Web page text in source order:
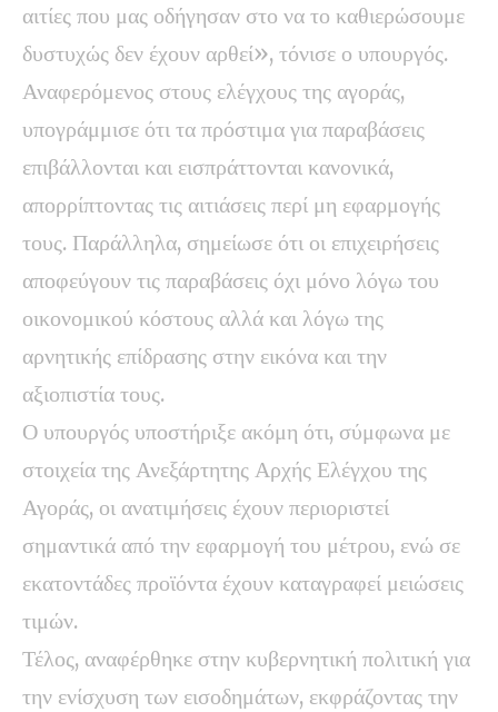
αιτίες που μας οδήγησαν στο να το καθιερώσουμε
δυστυχώς δεν έχουν αρθεί», τόνισε ο υπουργός.
Αναφερόμενος στους ελέγχους της αγοράς,
υπογράμμισε ότι τα πρόστιμα για παραβάσεις
επιβάλλονται και εισπράττονται κανονικά,
απορρίπτοντας τις αιτιάσεις περί μη εφαρμογής
τους. Παράλληλα, σημείωσε ότι οι επιχειρήσεις
αποφεύγουν τις παραβάσεις όχι μόνο λόγω του
οικονομικού κόστους αλλά και λόγω της
αρνητικής επίδρασης στην εικόνα και την
αξιοπιστία τους.
Ο υπουργός υποστήριξε ακόμη ότι, σύμφωνα με
στοιχεία της Ανεξάρτητης Αρχής Ελέγχου της
Αγοράς, οι ανατιμήσεις έχουν περιοριστεί
σημαντικά από την εφαρμογή του μέτρου, ενώ σε
εκατοντάδες προϊόντα έχουν καταγραφεί μειώσεις
τιμών.
Τέλος, αναφέρθηκε στην κυβερνητική πολιτική για
την ενίσχυση των εισοδημάτων, εκφράζοντας την